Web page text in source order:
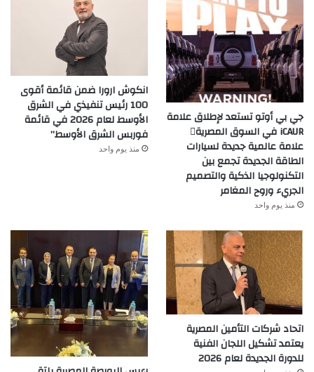
جي بي أوتو تستعد لإطلاق علامة
iCAUR في السوق المصرية
علامة عالمية جديدة لسيارات
الطاقة الجديدة تجمع بين
التكنولوجيا الذكية والتصميم
الجريء وروح المغامر
منذ يوم واحد
انكوش ارورا ضمن قائمة أقوى
100 رئيس تنفيذي في الشرق
الأوسط لعام 2026 في قائمة
فوربس الشرق الأوسط”
منذ يوم واحد
اتحاد شركات التأمين المصرية
يعتمد تشكيل اللجان الفنية
للدورة الجديدة لعام 2026